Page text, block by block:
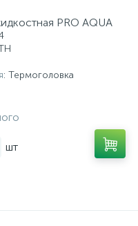
PRO AQUA
: Термоголовка
шт